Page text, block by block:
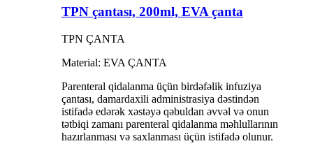
TPN çantası, 200ml, EVA çanta
TPN ÇANTA
Material: EVA ÇANTA
Parenteral qidalanma üçün birdəfəlik infuziya
çantası, damardaxili administrasiya dəstindən
istifadə edərək xəstəyə qəbuldan əvvəl və onun
tətbiqi zamanı parenteral qidalanma məhlullarının
hazırlanması və saxlanması üçün istifadə olunur.